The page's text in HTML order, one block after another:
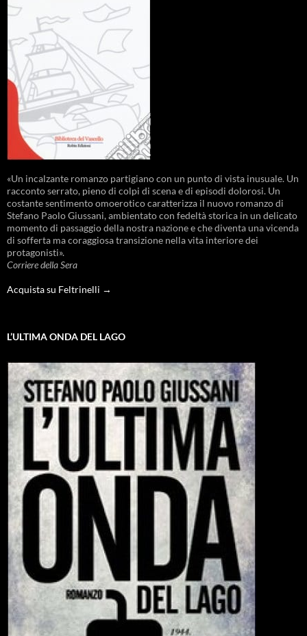
«Un incalzante romanzo partigiano con un punto di vista inusuale. Un
racconto serrato, pieno di colpi di scena e di episodi dolorosi. Un
costante sentimento omoerotico caratterizza il nuovo romanzo di
Stefano Paolo Giussani, ambientato con fedeltà storica in un delicato
momento di passaggio della nostra nazione e che diventa una vicenda
di sofferta ma coraggiosa transizione nella vita interiore dei
protagonisti».
Corriere della Sera
Acquista su Feltrinelli →
L’ULTIMA ONDA DEL LAGO